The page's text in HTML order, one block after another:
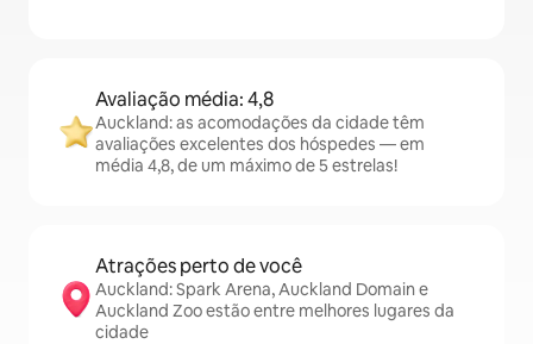
Avaliação média: 4,8
Auckland: as acomodações da cidade têm
avaliações excelentes dos hóspedes — em
média 4,8, de um máximo de 5 estrelas!
Atrações perto de você
Auckland: Spark Arena, Auckland Domain e
Auckland Zoo estão entre melhores lugares da
cidade